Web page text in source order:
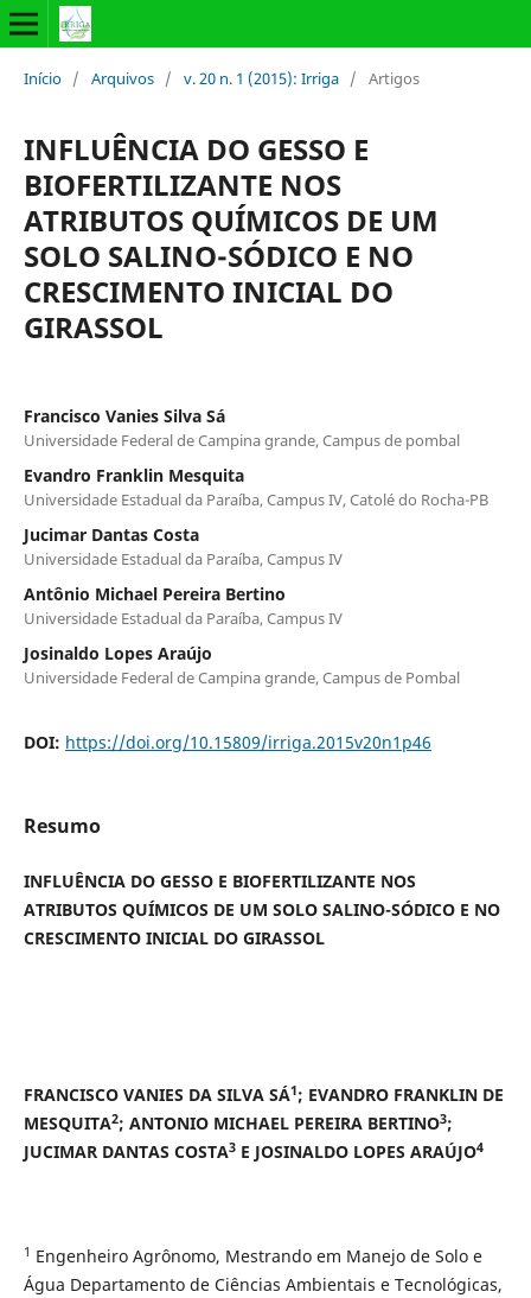
Início / Arquivos / v. 20 n. 1 (2015): Irriga / Artigos
INFLUÊNCIA DO GESSO E
BIOFERTILIZANTE NOS
ATRIBUTOS QUÍMICOS DE UM
SOLO SALINO-SÓDICO E NO
CRESCIMENTO INICIAL DO
GIRASSOL
Francisco Vanies Silva Sá
Universidade Federal de Campina grande, Campus de pombal
Evandro Franklin Mesquita
Universidade Estadual da Paraíba, Campus IV, Catolé do Rocha-PB
Jucimar Dantas Costa
Universidade Estadual da Paraíba, Campus IV
Antônio Michael Pereira Bertino
Universidade Estadual da Paraíba, Campus IV
Josinaldo Lopes Araújo
Universidade Federal de Campina grande, Campus de Pombal
DOI: https://doi.org/10.15809/irriga.2015v20n1p46
Resumo
INFLUÊNCIA DO GESSO E BIOFERTILIZANTE NOS
ATRIBUTOS QUÍMICOS DE UM SOLO SALINO-SÓDICO E NO
CRESCIMENTO INICIAL DO GIRASSOL
FRANCISCO VANIES DA SILVA SÁ1; EVANDRO FRANKLIN DE
MESQUITA2; ANTONIO MICHAEL PEREIRA BERTINO3;
JUCIMAR DANTAS COSTA3E JOSINALDO LOPES ARAÚJO4
1 Engenheiro Agrônomo, Mestrando em Manejo de Solo e
Água Departamento de Ciências Ambientais e Tecnológicas,